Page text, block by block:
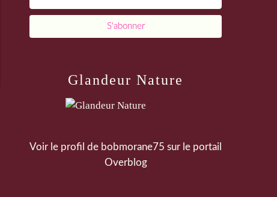
Glandeur Nature
Voir le profil de bobmorane75 sur le portail
Overblog